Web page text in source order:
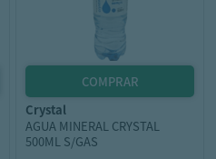
crystal
AGUA MINERAL CRYSTAL
500ML S/GAS